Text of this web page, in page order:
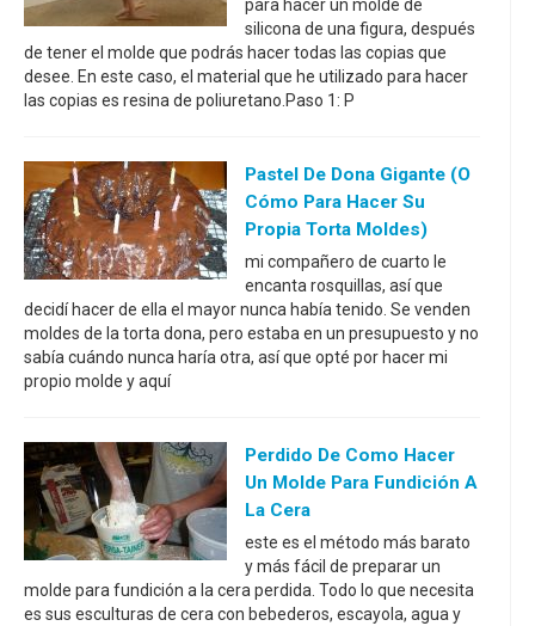
para hacer un molde de
silicona de una figura, después
de tener el molde que podrás hacer todas las copias que
desee. En este caso, el material que he utilizado para hacer
las copias es resina de poliuretano.Paso 1: P
Pastel De Dona Gigante (o
Cómo Para Hacer Su
Propia Torta Moldes)
mi compañero de cuarto le
encanta rosquillas, así que
decidí hacer de ella el mayor nunca había tenido. Se venden
moldes de la torta dona, pero estaba en un presupuesto y no
sabía cuándo nunca haría otra, así que opté por hacer mi
propio molde y aquí
Perdido De Como Hacer
Un Molde Para Fundición A
La Cera
este es el método más barato
y más fácil de preparar un
molde para fundición a la cera perdida. Todo lo que necesita
es sus esculturas de cera con bebederos, escayola, agua y